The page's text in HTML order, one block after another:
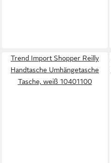
Trend Import Shopper Reilly
Handtasche Umhängetasche
Tasche, weiß 10401100